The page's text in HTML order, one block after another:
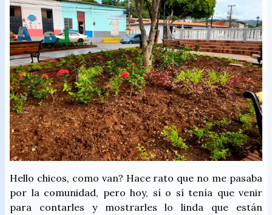
Hello chicos, como van? Hace rato que no me pasaba
por la comunidad, pero hoy, sí o sí tenía que venir
para contarles y mostrarles lo linda que están